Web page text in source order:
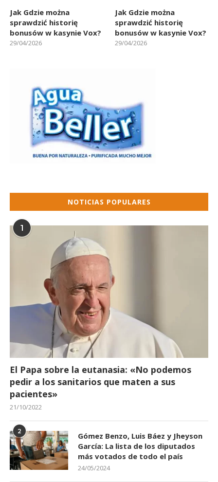
Jak Gdzie można
sprawdzić historię
bonusów w kasynie Vox?
29/04/2026
Jak Gdzie można
sprawdzić historię
bonusów w kasynie Vox?
29/04/2026
NOTICIAS POPULARES
1
El Papa sobre la eutanasia: «No podemos
pedir a los sanitarios que maten a sus
pacientes»
21/10/2022
2
Gómez Benzo, Luis Báez y Jheyson
García: La lista de los diputados
más votados de todo el país
24/05/2024